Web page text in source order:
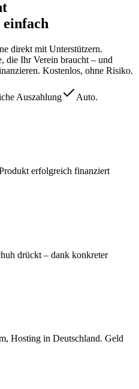
einfach
direkt mit Unterstützern.
die Ihr Verein braucht – und
Kostenlos, ohne Risiko.
Auszahlung
Auto.
erfolgreich finanziert
drückt – dank konkreter
Hosting in Deutschland. Geld